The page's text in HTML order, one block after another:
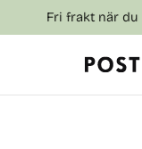
Fri frakt när